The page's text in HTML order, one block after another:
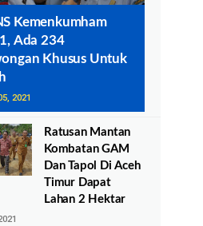
Kemenkumham
Ada 234
Khusus Untuk
2021
Ratusan Mantan
Kombatan GAM
Dan Tapol Di Aceh
Timur Dapat
Lahan 2 Hektar